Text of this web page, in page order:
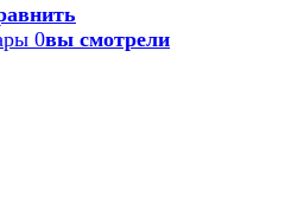
0вы смотрели